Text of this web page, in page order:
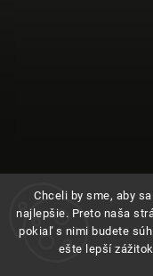
Chceli by sme, aby
najlepšie. Preto naša
pokiaľ s nimi budete
ešte lepší
Sledovať na